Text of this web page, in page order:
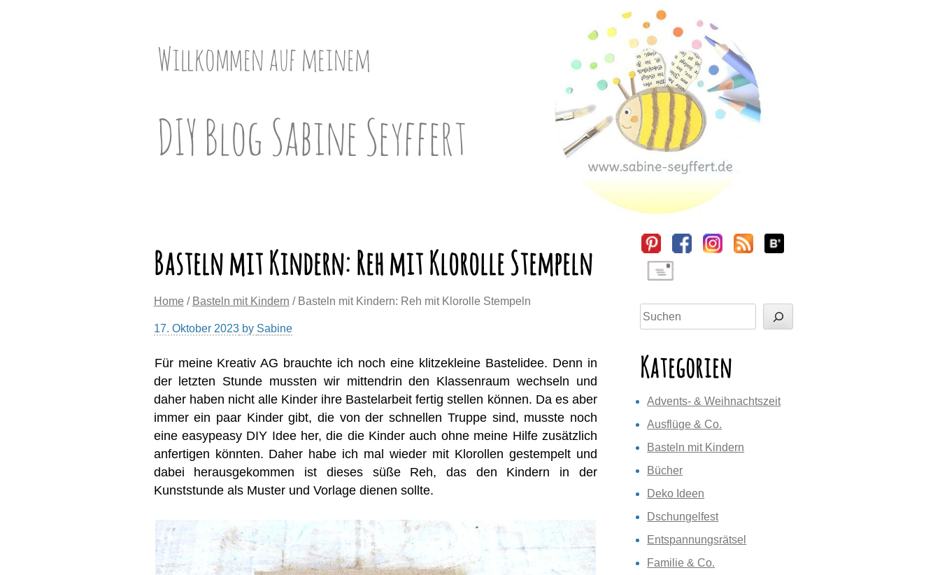
Willkommen auf meinem
DIY Blog Sabine Seyffert
Basteln mit Kindern: Reh mit Klorolle Stempeln
Home / Basteln mit Kindern / Basteln mit Kindern: Reh mit Klorolle Stempeln
17. Oktober 2023by Sabine
Für meine Kreativ AG brauchte ich noch eine klitzekleine Bastelidee. Denn in
der letzten Stunde mussten wir mittendrin den Klassenraum wechseln und
daher haben nicht alle Kinder ihre Bastelarbeit fertig stellen können. Da es aber
immer ein paar Kinder gibt, die von der schnellen Truppe sind, musste noch
eine easypeasy DIY Idee her, die die Kinder auch ohne meine Hilfe zusätzlich
anfertigen könnten. Daher habe ich mal wieder mit Klorollen gestempelt und
dabei herausgekommen ist dieses süße Reh, das den Kindern in der
Kunststunde als Muster und Vorlage dienen sollte.
Sidebar
Suchen
Kategorien
Advents- & Weihnachtszeit
Ausflüge & Co.
Basteln mit Kindern
Bücher
Deko Ideen
Dschungelfest
Entspannungsrätsel
Familie & Co.